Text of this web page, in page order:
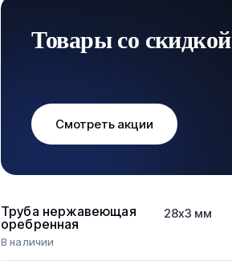
Товары со скидкой
Смотреть акции
Труба нержавеющая
оребренная
В наличии
28х3 мм